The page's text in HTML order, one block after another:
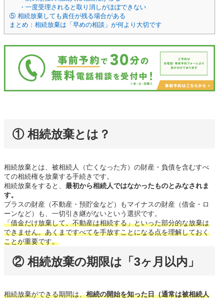
・一度受理されると取り消しがほぼできない
⑤ 相続放棄しても責任が残る場合がある
まとめ：相続放棄は「早めの相談」が何より大切です
① 相続放棄とは？
相続放棄とは、被相続人（亡くなった方）の財産・負債を含むすべ
ての相続権を放棄する手続きです。
相続放棄をすると、 最初から相続人ではなかったものとみなされま
す。
プラスの財産（不動産・預貯金など）もマイナスの財産（借金・ロ
ーンなど）も、一切引き継がないという選択です。
「借金だけ放棄して、不動産は相続する」といった部分的な放棄は
できません。あくまですべてを手放すことになる点を理解しておく
ことが重要です。
② 相続放棄の期限は「3ヶ月以内」
相続放棄ができる期間は、相続の開始を知った日（通常は被相続人